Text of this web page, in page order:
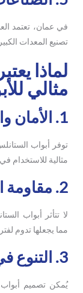
في عمان، تعتمد
تصنيع المعدات
لماذا
مثالي
1. الأمان والجودة
توفر أبواب
مثالية للاستخدام
2. مقاومة التغيرات المناخية
لا تتأثر أبواب
مما يجعلها تدوم
3. التنوع في التصميم
يُمكن تصميم